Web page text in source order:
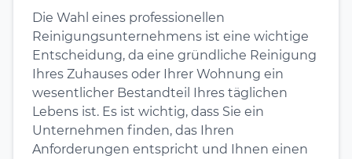
Die Wahl eines professionellen
Reinigungsunternehmens ist eine wichtige
Entscheidung, da eine gründliche Reinigung
Ihres Zuhauses oder Ihrer Wohnung ein
wesentlicher Bestandteil Ihres täglichen
Lebens ist. Es ist wichtig, dass Sie ein
Unternehmen finden, das Ihren
Anforderungen entspricht und Ihnen einen